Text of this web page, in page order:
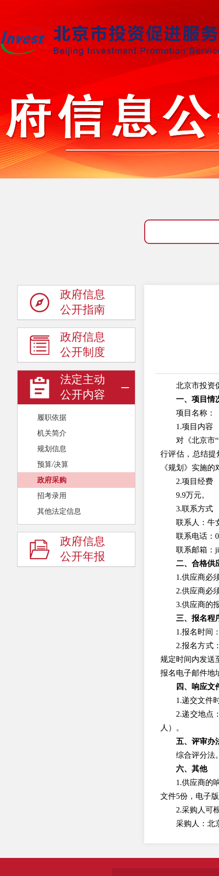
政府信息
公开指南
政府信息
公开制度
法定主动
公开内容
履职依据
机关简介
规划信息
预算/决算
政府采购
招考录用
其他法定信息
政府信息
公开年报
北京市投资
一、项目情
项目名称：
1.项目内容
对《北京市
行评估，总结提
《规划》实施
2.项目经费
9.9万元。
3.联系方式
联系人：牛
联系电话：
联系邮箱：
二、合格供
1.供应商必
2.供应商必
3.供应商的
三、报名程
1.报名时间
2.报名方式
规定时间内发送
报名电子邮件地
四、响应文
1.递交文件
2.递交地点
人）。
五、评审办
综合评分法
六、其他
1.供应商的
文件5份，电子
2.采购人可
采购人：北